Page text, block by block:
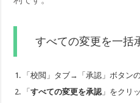
すべての変更を一括
「校閲」タブ→「承認」ボタン
「すべての変更を承認」をクリ